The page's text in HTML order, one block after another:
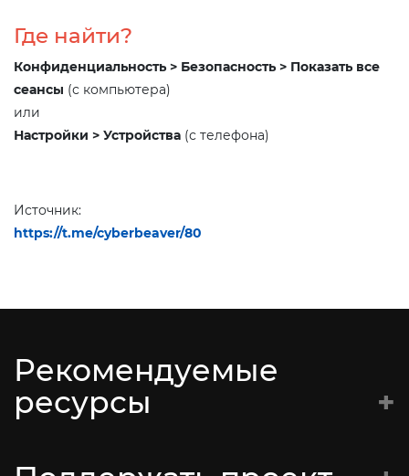
Где найти?
Конфиденциальность > Безопасность > Показать все
сеансы (с компьютера)
или
Настройки > Устройства (с телефона)
Источник:
https://t.me/cyberbeaver/80
Рекомендуемые
ресурсы
Супраціў